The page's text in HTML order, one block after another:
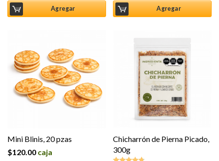
Agregar Agregar
Mini Blinis, 20 pzas
$120.00 caja
Chicharrón de Pierna Picado,
300g